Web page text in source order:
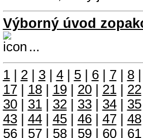
Výborný úvod
...
1| 2| 3| 4| 5| 6| 7| 8|
17| 18| 19| 20| 21| 22
30| 31| 32| 33| 34| 35
43| 44| 45| 46| 47| 48
56| 57| 58| 59| 60| 61